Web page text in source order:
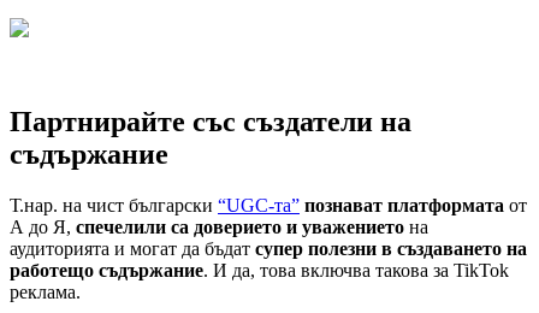
Партнирайте със създатели на
съдържание
Т.нар. на чист български “UGC-та” познават платформата от
А до Я, спечелили са доверието и уважението на
аудиторията и могат да бъдат супер полезни в създаването на
работещо съдържание. И да, това включва такова за TikTok
реклама.